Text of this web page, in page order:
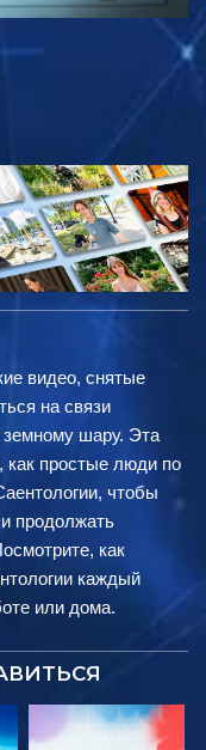
видео, снятые
на связи
земному шару. Эта
как простые люди по
чтобы
продолжать
как
каждый
или дома.